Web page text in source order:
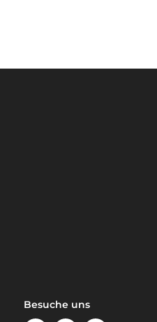
Besuche uns